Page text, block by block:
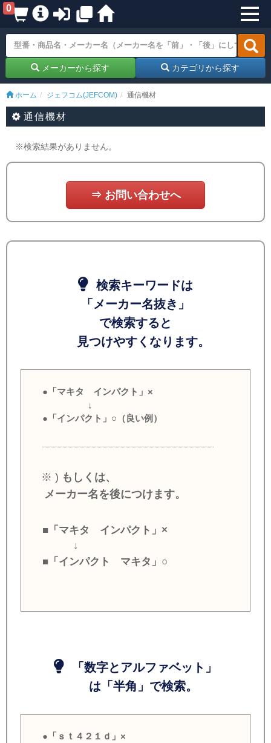
0
メーカーから探す カテゴリから探す
ホーム ジェフコム(JEFCOM) 通信機材
通信機材
※検索結果がありません。
⇒ お問い合わせへ
検索キーワードは
「メーカー名抜き」
で検索すると
見つけやすくなります。
●「マキタ インパクト」×
↓
●「インパクト」○（良い例）
※ ) もしくは、
メーカー名を後につけます。
■「マキタ インパクト」×
↓
■「インパクト マキタ」○
「数字とアルファベット」
は「半角」で検索。
●「ｓｔ４２１ｄ」×